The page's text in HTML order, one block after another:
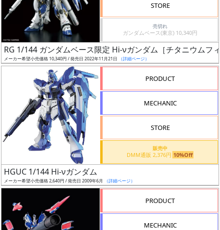
成
色
ズ・
タ
イ
ル
況
STORE
売切れ
ガンダムベース(東京) 10,340円
RG 1/144 ガンダムベース限定 Hi-νガンダム［チタニウムフ
メーカー希望小売価格 10,340円 / 発売日 2022年11月21日 （詳細ページ）
PRODUCT
MECHANIC
STORE
販売中
DMM通販 2,376円 10%Off
HGUC 1/144 Hi-νガンダム
メーカー希望小売価格 2,640円 / 発売日 2009年6月 （詳細ページ）
PRODUCT
MECHANIC